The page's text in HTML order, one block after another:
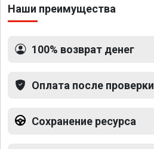
Наши преимущества
100% возврат денег
Оплата после проверки
Сохранение ресурса